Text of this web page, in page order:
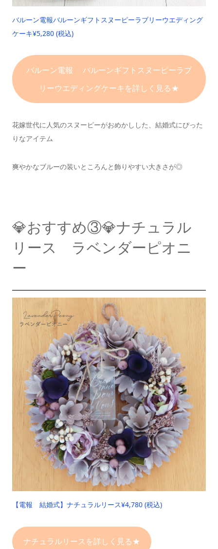
バルーン電報バルーンギフト スヌーピーラブリーウエディング
ケーキ¥5,280 (税込)
バルーン電報 バルーンギフト スヌーピーラブ
リーウエディングケーキを詳しく見る★
花嫁世代に人気のスヌーピーがおめかしした、 結婚式にぴった
りなアイテム
爽やかなブルーの装いと ころんと飾りやすい大きさが◎
💎おすすめ③💎ナチュラル
リース ラベンダーピオニ
ー
【電報 結婚式】ナチュラルリース¥4,780 (税込)
ナチュラルリースを詳しく見る★